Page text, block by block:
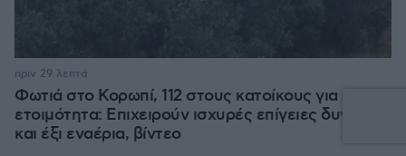
Φωτιά στο Κορωπί, 112 στους κατοίκους για
ετοιμότητα: Επιχειρούν ισχυρές επίγειες δυνάμεις
και έξι εναέρια, βίντεο
πριν 29 λεπτά